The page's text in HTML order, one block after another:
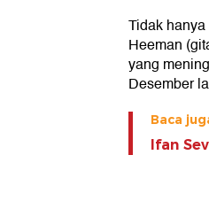
Tidak
Heeman
yang
Desember
Baca
Ifan